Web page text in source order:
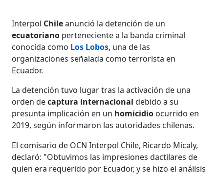
Interpol Chileanunció la detención de un
ecuatoriano perteneciente a la banda criminal
conocida como Los Lobos, una de las
organizaciones señalada como terrorista en
Ecuador.
La detención tuvo lugar tras la activación de una
orden decaptura internacionaldebido a su
presunta implicación en un homicidio ocurrido en
2019, según informaron las autoridades chilenas.
El comisario de OCN Interpol Chile, Ricardo Micaly,
declaró: "Obtuvimos las impresiones dactilares de
quien era requerido por Ecuador, y se hizo el análisis